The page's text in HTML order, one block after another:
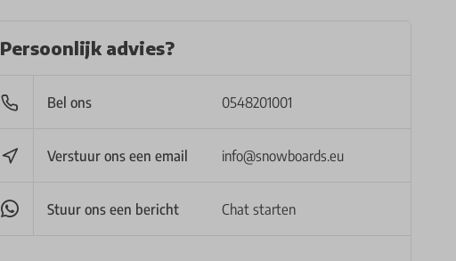
Persoonlijk advies?
Bel ons 0548201001
Verstuur ons een email info@snowboards.eu
Stuur ons een bericht Chat starten